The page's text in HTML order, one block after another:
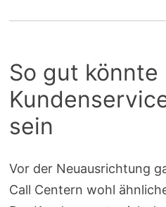
So gut könnte
sein
Vor der Neuausrichtung
Call Centern wohl